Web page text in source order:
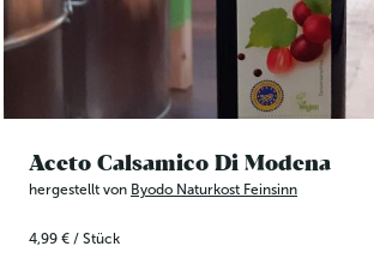
Aceto Calsamico Di Modena
hergestellt von Byodo Naturkost Feinsinn
4,99 € / Stück